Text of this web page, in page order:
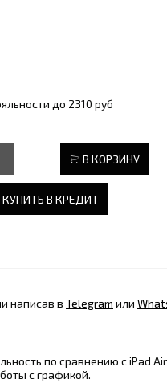
до 2310 руб
В КОРЗИНУ
КУПИТЬ В КРЕДИТ
написав в Telegram или
по сравнению с iPad Air
с графикой.